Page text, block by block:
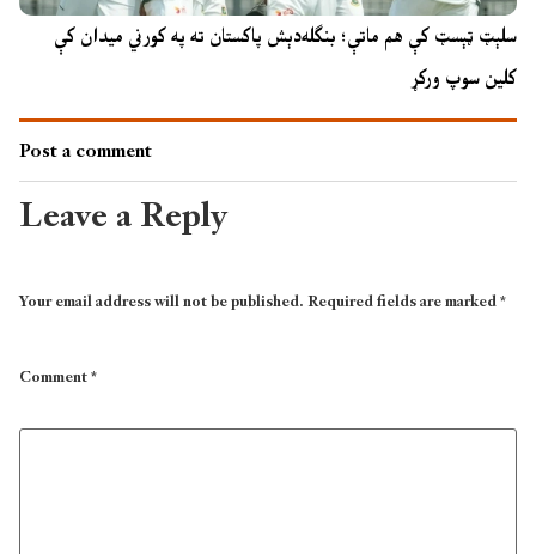
سلېټ ټېسټ کې هم ماتې؛ بنګله‌دېش پاکستان ته په کورني میدان کې
کلین سوپ ورکړ
Post a comment
Leave a Reply
Your email address will not be published.Required fields are marked*
Comment*